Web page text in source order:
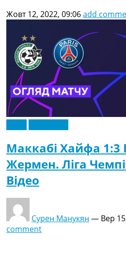
Жовт 12, 2022, 09:06add
Маккабі Хайфа 1:3
Жермен. Ліга
Відео
Сурен Манукян — Вер
comment